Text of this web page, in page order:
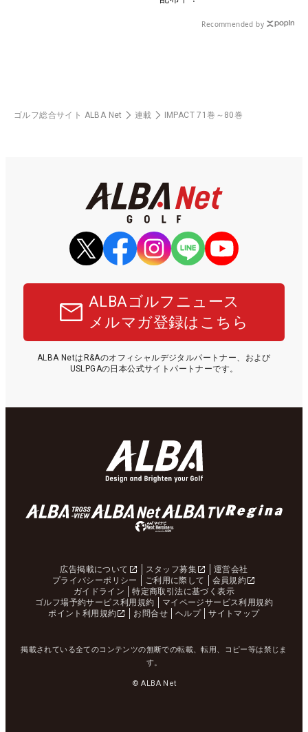
Recommended by
ゴルフ総合サイト ALBA Net 連載 IMPACT 71巻～80巻
ALBAゴルフニュース
メルマガ登録はこちら
ALBA NetはR&Aのオフィシャルデジタルパートナー、および
USLPGAの日本公式サイトパートナーです。
広告掲載について スタッフ募集
運営会社
プライバシーポリシー
ご利用に際して
会員規約
ガイドライン
特定商取引法に基づく表示
ゴルフ場予約サービス利用規約
マイページサービス利用規約
ポイント利用規約
お問合せ ヘルプ サイトマップ
掲載されている全てのコンテンツの無断での転載、転用、コピー等は禁じま
す。
© ALBA Net